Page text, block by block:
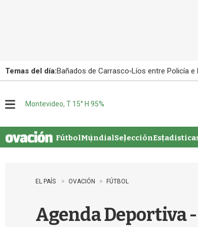
Temas del día:Bañados de Carrasco Líos entre Policía e
u
Montevideo, T 15° H 95%
FútbolMundialSelección
EL PAÍS OVACIÓN FÚTBOL
Agenda Deportiva -